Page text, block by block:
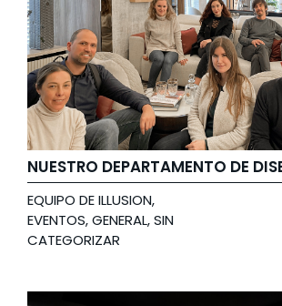
EQUIPO DE ILLUSION,
EVENTOS,GENERAL,SIN
CATEGORIZAR